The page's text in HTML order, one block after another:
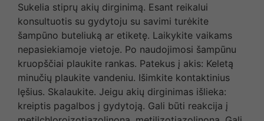
Sukelia stiprų akių dirginimą. Esant reikalui
konsultuotis su gydytoju su savimi turėkite
šampūno buteliuką ar etiketę. Laikykite vaikams
nepasiekiamoje vietoje. Po naudojimosi šampūnu
kruopščiai plaukite rankas. Patekus į akis: Keletą
minučių plaukite vandeniu. Išimkite kontaktinius
lęšius. Skalaukite. Jeigu akių dirginimas išlieka:
kreiptis pagalbos į gydytoją. Gali būti reakcija į